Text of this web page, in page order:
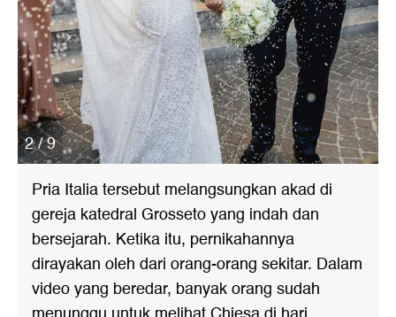
2 / 9
Pria Italia tersebut melangsungkan akad di
gereja katedral Grosseto yang indah dan
bersejarah. Ketika itu, pernikahannya
dirayakan oleh dari orang-orang sekitar. Dalam
video yang beredar, banyak orang sudah